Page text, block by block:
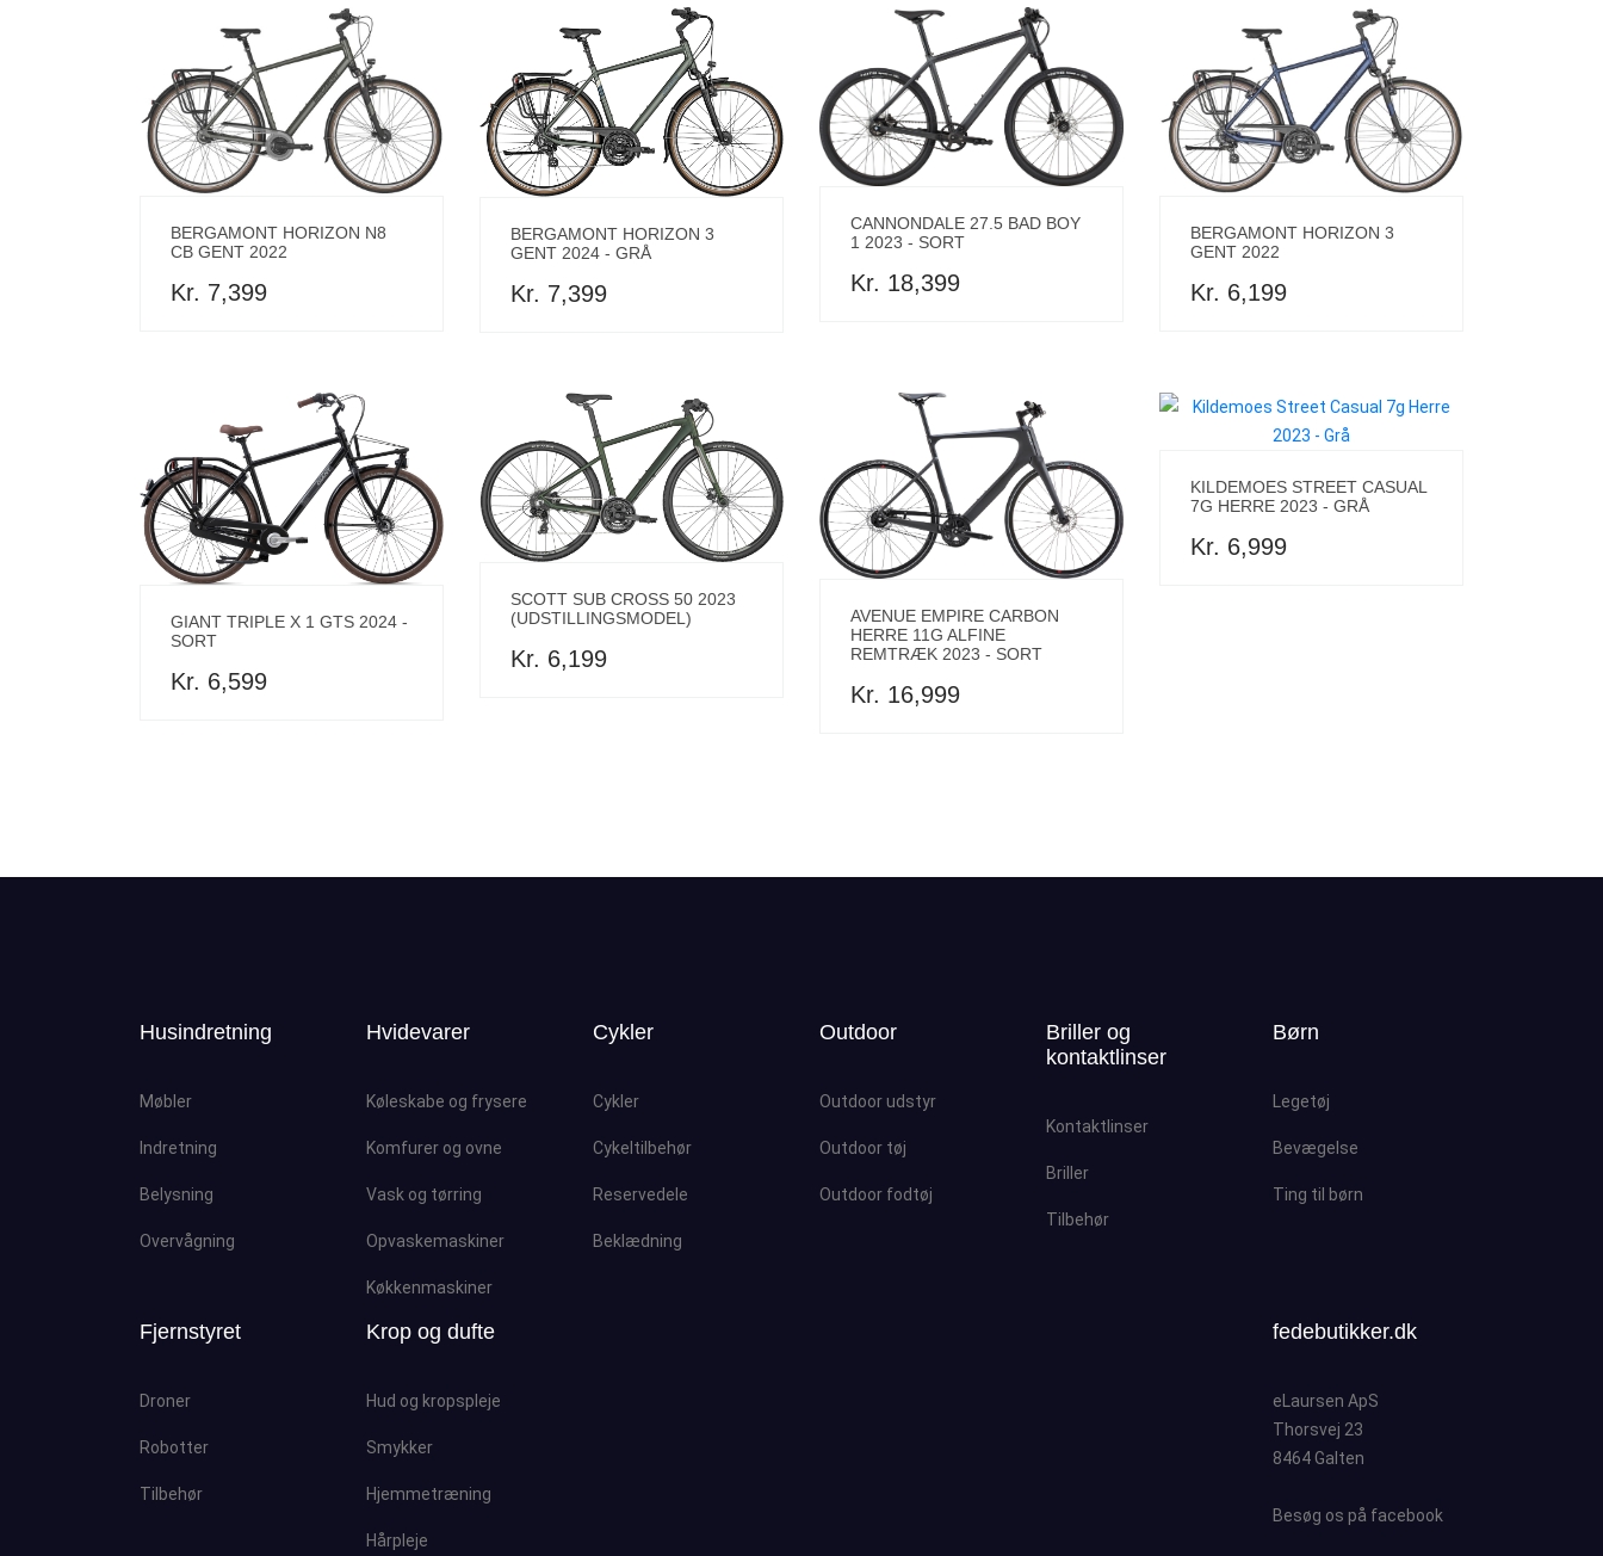
BERGAMONT HORIZON N8
CB GENT 2022
Kr. 7,399
BERGAMONT HORIZON 3
GENT 2024 - GRÅ
Kr. 7,399
CANNONDALE 27.5 BAD BOY
1 2023 - SORT
Kr. 18,399
BERGAMONT HORIZON 3
GENT 2022
Kr. 6,199
GIANT TRIPLE X 1 GTS 2024 -
SORT
Kr. 6,599
SCOTT SUB CROSS 50 2023
(UDSTILLINGSMODEL)
Kr. 6,199
AVENUE EMPIRE CARBON
HERRE 11G ALFINE
REMTRÆK 2023 - SORT
Kr. 16,999
KILDEMOES STREET CASUAL
7G HERRE 2023 - GRÅ
Kr. 6,999
Husindretning
Møbler
Indretning
Belysning
Overvågning
Hvidevarer
Køleskabe og frysere
Komfurer og ovne
Vask og tørring
Opvaskemaskiner
Køkkenmaskiner
Cykler
Cykler
Cykeltilbehør
Reservedele
Beklædning
Outdoor
Outdoor udstyr
Outdoor tøj
Outdoor fodtøj
Briller og
kontaktlinser
Kontaktlinser
Briller
Tilbehør
Børn
Legetøj
Bevægelse
Ting til børn
Fjernstyret
Droner
Robotter
Tilbehør
Krop og dufte
Hud og kropspleje
Smykker
Hjemmetræning
Hårpleje
fedebutikker.dk
eLaursen ApS
Thorsvej 23
8464 Galten
Besøg os på facebook